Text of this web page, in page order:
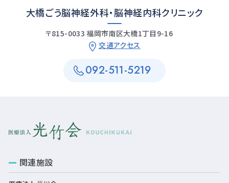
大橋ごう脳神経外科・脳神経内科クリニック
〒815-0033 福岡市南区大橋1丁目9-16
交通アクセス
092-511-5219
関連施設